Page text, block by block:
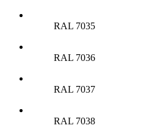
RAL 7035
RAL 7036
RAL 7037
RAL 7038